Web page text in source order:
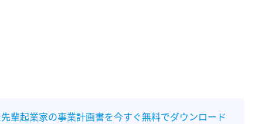
輩起業家の事業計画書を今すぐ無料でダウンロード